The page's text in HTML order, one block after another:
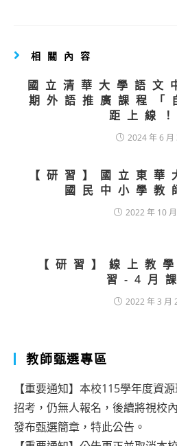
相關內容
國立清華大學語文
期外語推廣課程「
距上線
2024 年 6 月
【研習】國立東華
國民中小學教
2022 年 10
【研習】線上教
習-4月
2022 年 3 月
教師甄選專區
【重要通知】本校115學年度資
招考，仍無人報名，後續將視校
發布甄選簡章，特此公告。